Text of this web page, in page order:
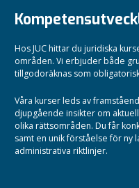
Hos JUC hittar du juridiska
områden. Vi erbjuder både
tillgodoräknas som
Våra kurser leds av
djupgående insikter om
olika rättsområden. Du får
samt en unik förståelse för ny
administrativa riktlinjer.